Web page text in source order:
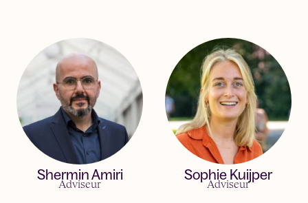
Shermin Amiri
Adviseur
Sophie Kuijper
Adviseur